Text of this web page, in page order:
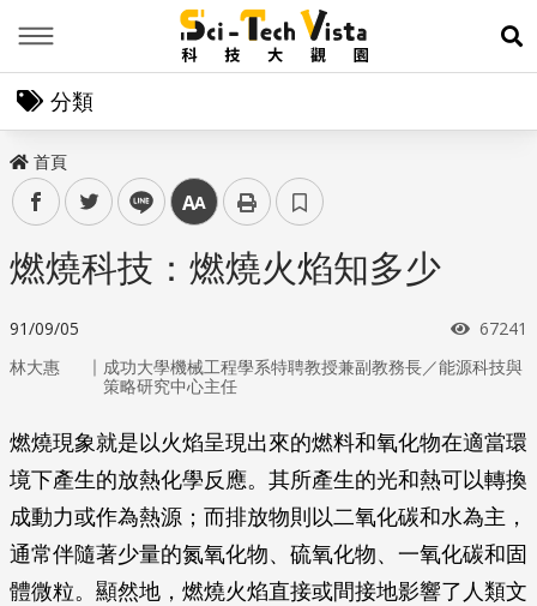
展
分類
首頁
facebooktwitter line 中
燃燒科技：燃燒火焰知多少
91/09/05 瀏覽次
67241
林大惠 ｜ 成功大學機械工程學系特聘教授兼副教務長／能源科技與
策略研究中心主任
燃燒現象就是以火焰呈現出來的燃料和氧化物在適當環
境下產生的放熱化學反應。其所產生的光和熱可以轉換
成動力或作為熱源；而排放物則以二氧化碳和水為主，
通常伴隨著少量的氮氧化物、硫氧化物、一氧化碳和固
體微粒。顯然地，燃燒火焰直接或間接地影響了人類文